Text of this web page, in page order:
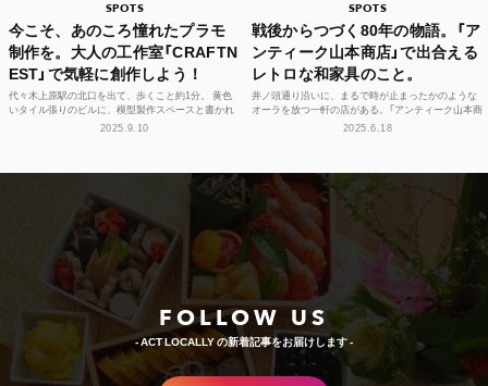
SPOTS
今こそ、あのころ憧れたプラモ
制作を。大人の工作室「CRAFTN
EST」で気軽に創作しよう！
代々木上原駅の北口を出て、歩くこと約1分。 黄色
いタイル張りのビルに、模型製作スペースと書かれ
た看板が見えてくる。 誘われるように2階へと続く
2025.9.10
SPOTS
戦後からつづく80年の物語。「ア
ンティーク山本商店」で出合える
レトロな和家具のこと。
井ノ頭通り沿いに、まるで時が止まったかのような
オーラを放つ一軒の店がある。「アンティーク山本商
店」。 軒先に並べられた日本の古い家具たちが道行
2025.6.18
FOLLOW US
- ACT LOCALLY の新着記事をお届けします -